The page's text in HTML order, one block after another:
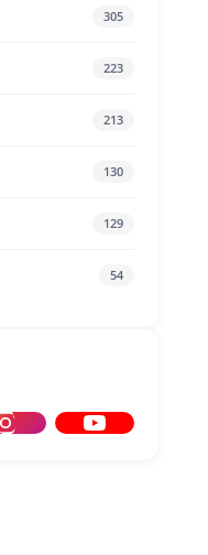
305
223
213
130
129
54